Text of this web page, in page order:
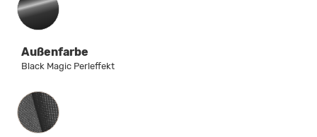
Außenfarbe
Black Magic Perleffekt
Innenausstattung